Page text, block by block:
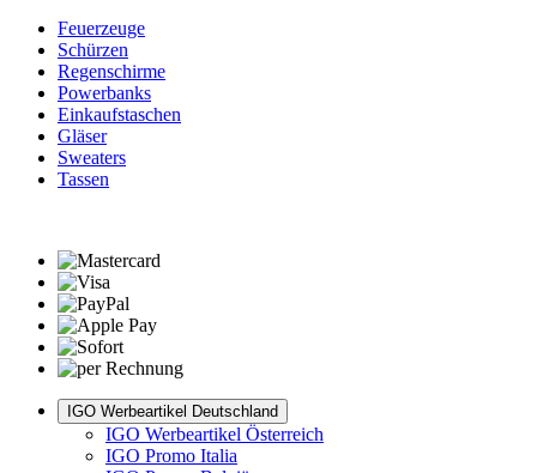
Feuerzeuge
Schürzen
Regenschirme
Powerbanks
Einkaufstaschen
Gläser
Sweaters
Tassen
IGO Werbeartikel Deutschland
IGO Werbeartikel Österreich
IGO Promo Italia